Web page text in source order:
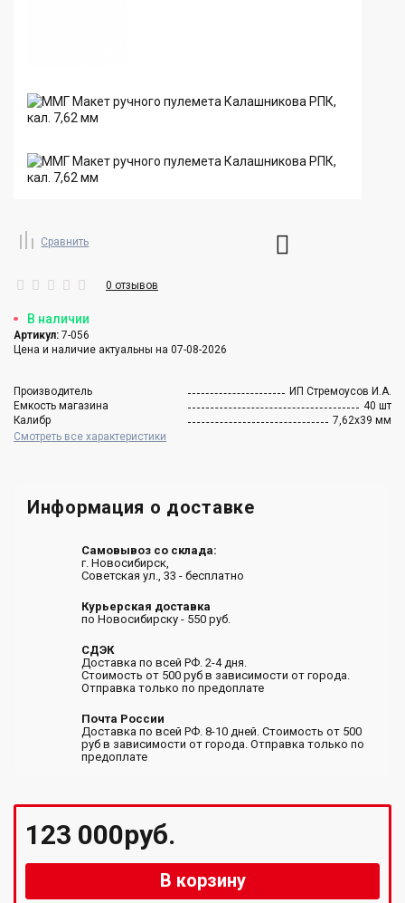
Сравнить
0 отзывов
В наличии
Артикул: 7-056
Цена и наличие актуальны на 07-08-2026
Производитель
ИП Стремоусов И.А.
Емкость магазина
40 шт
Калибр
7,62х39 мм
Смотреть все характеристики
Информация о доставке
Самовывоз со склада:
г. Новосибирск,
Советская ул., 33 - бесплатно
Курьерская доставка
по Новосибирску - 550 руб.
СДЭК
Доставка по всей РФ. 2-4 дня.
Стоимость от 500 руб в зависимости от города.
Отправка только по предоплате
Почта России
Доставка по всей РФ. 8-10 дней. Стоимость от 500
руб в зависимости от города. Отправка только по
предоплате
123 000руб.
В корзину